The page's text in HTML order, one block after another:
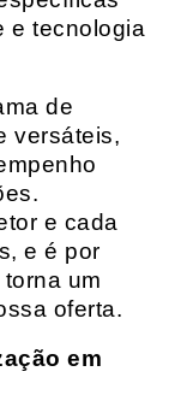
e tecnologia
de
versáteis,
e cada
e é por
um
oferta.
em